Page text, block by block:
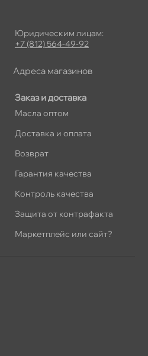
Заказ и доставка
Масла оптом
Доставка и оплата
озврат
Гарантия качества
Контроль качества
Защита от контрафакта
Маркетплейс или сайт?
Юридическим лицам:
+7 (812) 564-49-92
Адреса магазино